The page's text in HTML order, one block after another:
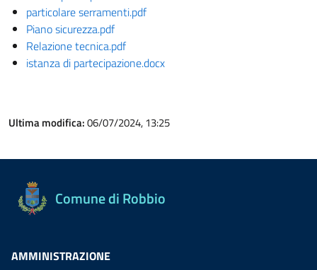
particolare serramenti.pdf
Piano sicurezza.pdf
Relazione tecnica.pdf
istanza di partecipazione.docx
Ultima modifica:06/07/2024, 13:25
Comune di Robbio
AMMINISTRAZIONE